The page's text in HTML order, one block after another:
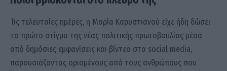
Τις τελευταίες ημέρες, η Μαρία Καρυστιανού είχε ήδη δώσει
το πρώτο στίγμα της νέας πολιτικής πρωτοβουλίας μέσα
από δημόσιες εμφανίσεις και βίντεο στα social media,
παρουσιάζοντας ορισμένους από τους ανθρώπους που